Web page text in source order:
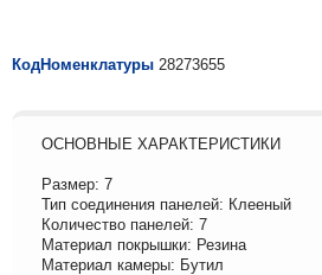
КодНоменклатуры 28273655
ОСНОВНЫЕ ХАРАКТЕРИСТИКИ
Размер: 7
Тип соединения панелей: Клееный
Количество панелей: 7
Материал покрышки: Резина
Материал камеры: Бутил